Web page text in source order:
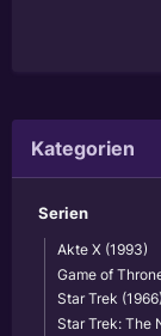
Kategorien
Serien
Akte X (1993)
Game of
Star Trek (1966)
Star Trek: The